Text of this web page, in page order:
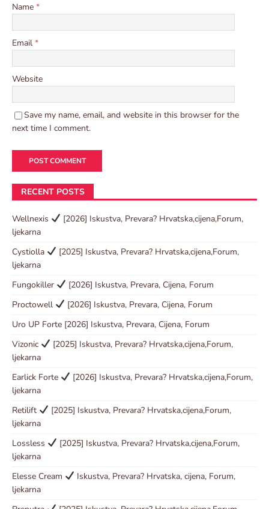
Name *
Email *
Website
Save my name, email, and website in this browser for the
next time I comment.
RECENT POSTS
Wellnexis
[2026] Iskustva, Prevara? Hrvatska,cijena,Forum,
ljekarna
Cystiolla
[2025] Iskustva, Prevara? Hrvatska,cijena,Forum,
ljekarna
Fungokiller
[2026] Iskustva, Prevara, Cijena, Forum
Proctowell
[2026] Iskustva, Prevara, Cijena, Forum
Uro UP Forte [2026] Iskustva, Prevara, Cijena, Forum
Vizonic
[2025] Iskustva, Prevara? Hrvatska,cijena,Forum,
ljekarna
Earlick Forte
[2026] Iskustva, Prevara? Hrvatska,cijena,Forum,
ljekarna
Retilift
[2025] Iskustva, Prevara? Hrvatska,cijena,Forum,
ljekarna
Lossless
[2025] Iskustva, Prevara? Hrvatska,cijena,Forum,
ljekarna
Elesse Cream
Iskustva, Prevara? Hrvatska, cijena, Forum,
ljekarna